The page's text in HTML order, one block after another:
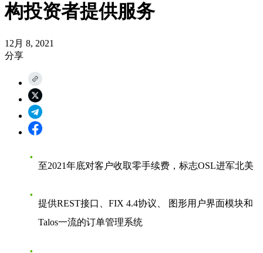
构投资者提供服务
12月 8, 2021
分享
至2021年底对客户收取零手续费，标志OSL进军北美
提供REST接口、FIX 4.4协议、 图形用户界面模块和
Talos一流的订单管理系统